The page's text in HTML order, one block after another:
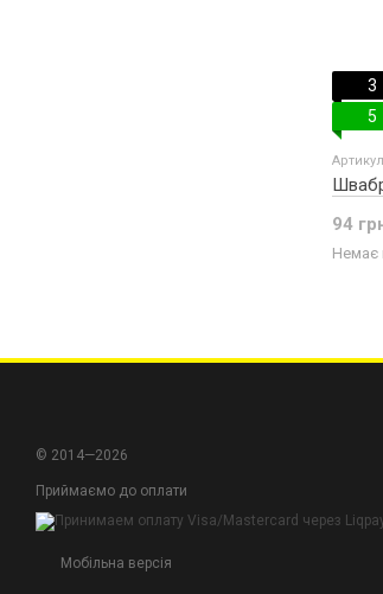
3
5
94
Немає
© 2014—2026
Приймаємо до оплати
Мобільна версія